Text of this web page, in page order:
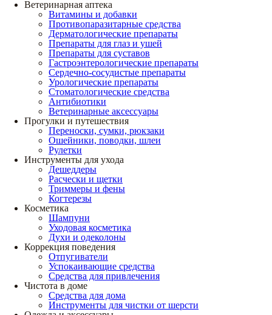
Ветеринарная аптека
Витамины и добавки
Противопаразитарные средства
Дерматологические препараты
Препараты для глаз и ушей
Препараты для суставов
Гастроэнтерологические препараты
Сердечно-сосудистые препараты
Урологические препараты
Стоматологические средства
Антибиотики
Ветеринарные аксессуары
Прогулки и путешествия
Переноски, сумки, рюкзаки
Ошейники, поводки, шлеи
Рулетки
Инструменты для ухода
Дешеддеры
Расчески и щетки
Триммеры и фены
Когтерезы
Косметика
Шампуни
Уходовая косметика
Духи и одеколоны
Коррекция поведения
Отпугиватели
Успокаивающие средства
Средства для привлечения
Чистота в доме
Средства для дома
Инструменты для чистки от шерсти